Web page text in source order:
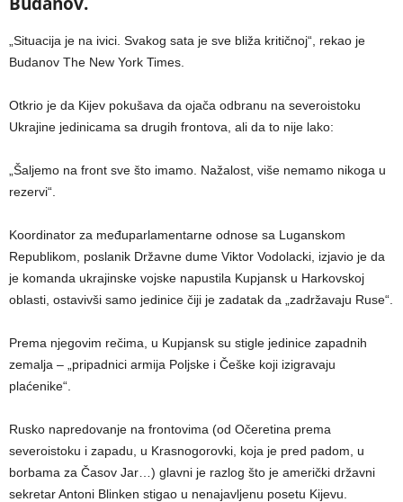
„Situacija je na ivici. Svakog sata je sve bliža kritičnoj“, rekao je
Budanov The New York Times.
Otkrio je da Kijev pokušava da ojača odbranu na severoistoku
Ukrajine jedinicama sa drugih frontova, ali da to nije lako:
„Šaljemo na front sve što imamo. Nažalost, više nemamo nikoga u
rezervi“.
Koordinator za međuparlamentarne odnose sa Luganskom
Republikom, poslanik Državne dume Viktor Vodolacki, izjavio je da
je komanda ukrajinske vojske napustila Kupjansk u Harkovskoj
oblasti, ostavivši samo jedinice čiji je zadatak da „zadržavaju Ruse“.
Prema njegovim rečima, u Kupjansk su stigle jedinice zapadnih
zemalja – „pripadnici armija Poljske i Češke koji izigravaju
plaćenike“.
Rusko napredovanje na frontovima (od Očeretina prema
severoistoku i zapadu, u Krasnogorovki, koja je pred padom, u
borbama za Časov Jar…) glavni je razlog što je američki državni
sekretar Antoni Blinken stigao u nenajavljenu posetu Kijevu.